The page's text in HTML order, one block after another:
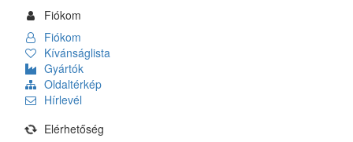
Fiókom
Fiókom
Kívánságlista
Gyártók
Oldaltérkép
Hírlevél
Elérhetőség